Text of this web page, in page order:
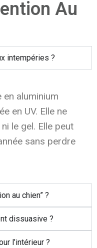
Au
intempéries ?
en aluminium
en UV. Elle ne
le gel. Elle peut
sans perdre
au chien” ?
dissuasive ?
l’intérieur ?